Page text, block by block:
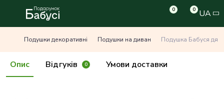
0 0 UA
Подушки декоративні Подушки на диван Подушка Бабуся
Опис Відгуків 0 Умови доставки